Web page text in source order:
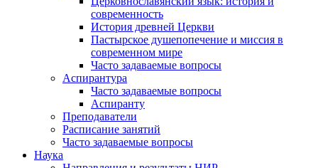
современность
История древней Церкви
Пастырское душепопечение и миссия в
современном мире
Часто задаваемые вопросы
Аспирантура
Часто задаваемые вопросы
Аспиранту
Преподаватели
Расписание занятий
Часто задаваемые вопросы
Наука